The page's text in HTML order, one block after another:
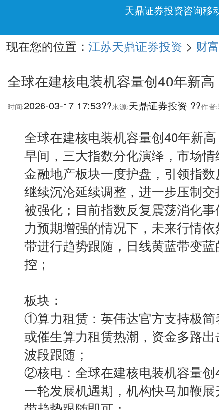
天鼎证券投资咨询移
现在您的位置： 江苏天鼎证券投资 > 财
全球在建核电装机容量创40年新高
时间:2026-03-17 17:53??来源:天鼎证券投资 ??作者:
全球在建核电装机容量创40年新高
早间，三大指数分化演绎，市场
金融地产板块一度护盘，引领指
继续沉沦延续调整，进一步压制
被强化；目前指数反复震荡消化
力预期增强的情况下，未来行情
带进行趋势跟随，日线黄蓝带变
控；
板块：
①算力租赁：英伟达官方支持极简
或催生算力租赁热潮，资金多路
波段跟随；
②核电：全球在建核电装机容量创
一轮发展机遇期，机构快马加鞭